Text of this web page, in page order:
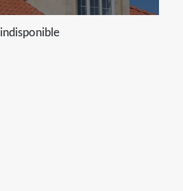
indisponible